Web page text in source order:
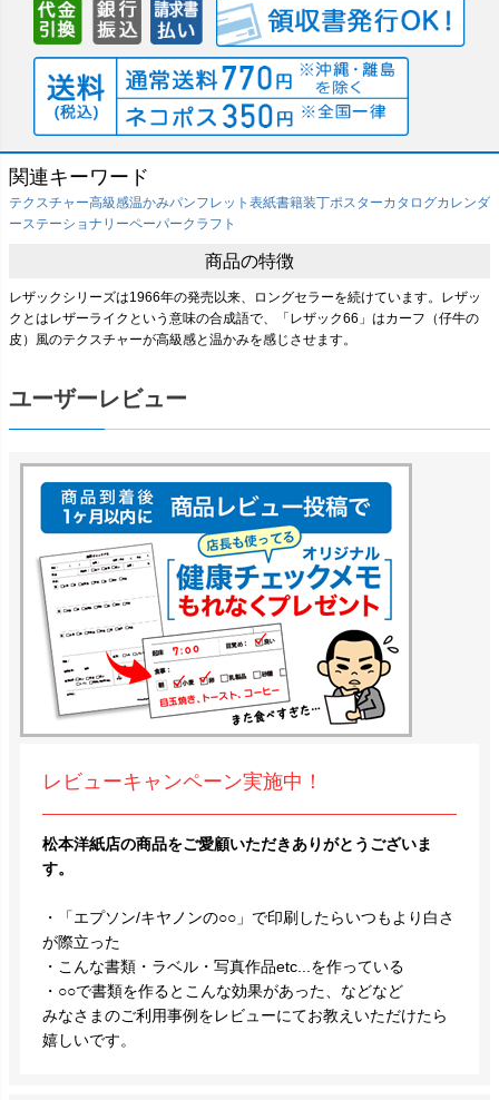
関連キーワード
テクスチャー高級感温かみパンフレット表紙書籍装丁ポスターカタログカレンダ
ーステーショナリーペーパークラフト
商品の特徴
レザックシリーズは1966年の発売以来、ロングセラーを続けています。レザッ
クとはレザーライクという意味の合成語で、「レザック66」はカーフ（仔牛の
皮）風のテクスチャーが高級感と温かみを感じさせます。
ユーザーレビュー
レビューキャンペーン実施中！
松本洋紙店の商品をご愛顧いただきありがとうございま
す。
・「エプソン/キヤノンの○○」で印刷したらいつもより白さ
が際立った
・こんな書類・ラベル・写真作品etc...を作っている
・○○で書類を作るとこんな効果があった、などなど
みなさまのご利用事例をレビューにてお教えいただけたら
嬉しいです。